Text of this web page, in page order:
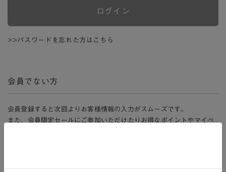
ログイン
>>パスワードを忘れた方はこちら
会員でない方
会員登録すると次回よりお客様情報の入力がスムーズです。
また、会員限定セールにご参加いただけたりお得なポイントやマイペ
新規会員登録